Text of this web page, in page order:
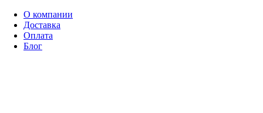
О компании
Доставка
Оплата
Блог